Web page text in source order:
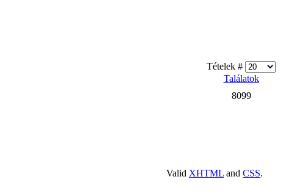
Tételek #
Találatok
8099
Valid XHTML and CSS.